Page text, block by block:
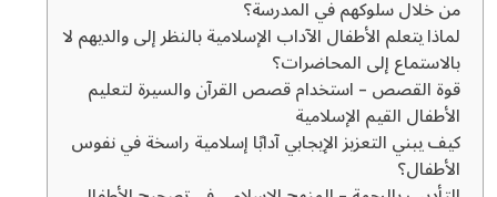
من خلال سلوكهم في المدرسة؟
لماذا يتعلم الأطفال الآداب الإسلامية بالنظر إلى والديهم لا
بالاستماع إلى المحاضرات؟
قوة القصص – استخدام قصص القرآن والسيرة لتعليم
الأطفال القيم الإسلامية
كيف يبني التعزيز الإيجابي آدابًا إسلامية راسخة في نفوس
الأطفال؟